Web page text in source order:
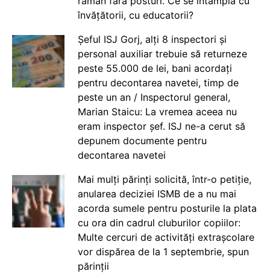
învățătorii, cu educatorii?
Șeful ISJ Gorj, alți 8 inspectori și
personal auxiliar trebuie să returneze
peste 55.000 de lei, bani acordați
pentru decontarea navetei, timp de
peste un an / Inspectorul general,
Marian Staicu: La vremea aceea nu
eram inspector șef. ISJ ne-a cerut să
depunem documente pentru
decontarea navetei
Mai mulți părinți solicită, într-o petiție,
anularea deciziei ISMB de a nu mai
acorda sumele pentru posturile la plata
cu ora din cadrul cluburilor copiilor:
Multe cercuri de activități extrașcolare
vor dispărea de la 1 septembrie, spun
părinții